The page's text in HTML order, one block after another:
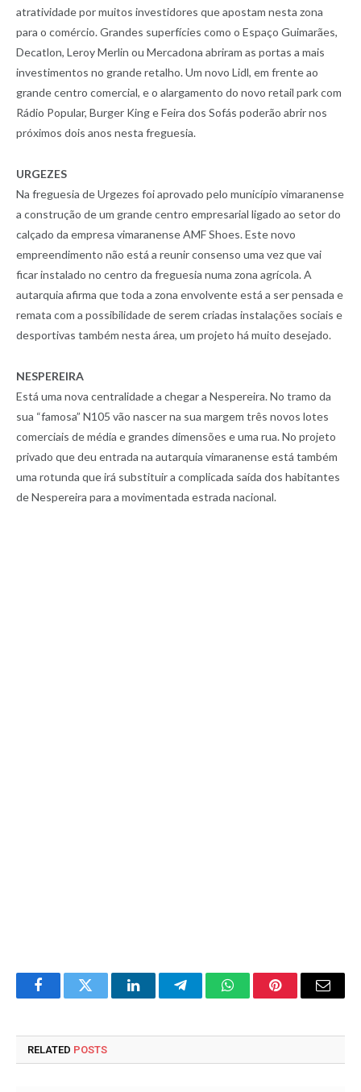
atratividade por muitos investidores que apostam nesta zona
para o comércio. Grandes superfícies como o Espaço Guimarães,
Decatlon, Leroy Merlin ou Mercadona abriram as portas a mais
investimentos no grande retalho. Um novo Lidl, em frente ao
grande centro comercial, e o alargamento do novo retail park com
Rádio Popular, Burger King e Feira dos Sofás poderão abrir nos
próximos dois anos nesta freguesia.
URGEZES
Na freguesia de Urgezes foi aprovado pelo município vimaranense
a construção de um grande centro empresarial ligado ao setor do
calçado da empresa vimaranense AMF Shoes. Este novo
empreendimento não está a reunir consenso uma vez que vai
ficar instalado no centro da freguesia numa zona agrícola. A
autarquia afirma que toda a zona envolvente está a ser pensada e
remata com a possibilidade de serem criadas instalações sociais e
desportivas também nesta área, um projeto há muito desejado.
NESPEREIRA
Está uma nova centralidade a chegar a Nespereira. No tramo da
sua “famosa” N105 vão nascer na sua margem três novos lotes
comerciais de média e grandes dimensões e uma rua. No projeto
privado que deu entrada na autarquia vimaranense está também
uma rotunda que irá substituir a complicada saída dos habitantes
de Nespereira para a movimentada estrada nacional.
FacebookTwitter LinkedInTelegramWhatsAppPinterestEmail
RELATED POSTS